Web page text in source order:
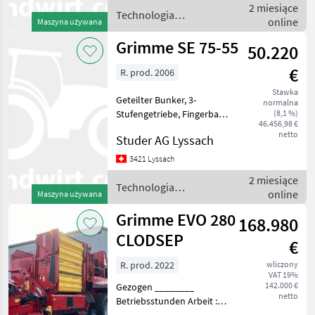
Maszyna używana
Zapfwellendrehz. 1000
Technologia
ziemniaczana / Grimme
2 miesiące
online
Maszyna używana
Grimme SE 75-55 50.220
€
Stawka
normalna
(8,1 %)
46.456,98 €
netto
R. prod. 2006
Geteilter Bunker, 3-
Stufengetriebe, Fingerband
Zubehör: Kamera und
Beleuchtung ab grossem
Service Technologia
ziemniaczana Kombajny
Studer AG Lyssach
3421 Lyssach
Technologia
ziemniaczana / Grimme
2 miesiące
online
Grimme EVO 280
CLODSEP
168.980
€
wliczony
VAT 19%
142.000 €
netto
R. prod. 2022
Gezogen ________
Betriebsstunden Arbeit :